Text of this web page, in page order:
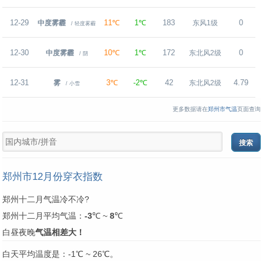
12-29 中度雾霾 / 轻度雾霾 11℃ 1℃ 183 东风1级 0
12-30 中度雾霾 / 阴 10℃ 1℃ 172 东北风2级 0
12-31 雾 / 小雪 3℃ -2℃ 42 东北风2级 4.79
更多数据请在郑州市气温页面查询
郑州市12月份穿衣指数
郑州十二月气温冷不冷?
郑州十二月平均气温： -3℃ ~ 8℃
白昼夜晚气温相差大！
白天平均温度是：-1℃ ~ 26℃。